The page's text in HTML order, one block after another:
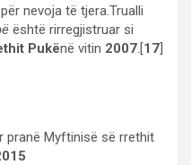
nevoja të tjera.Trualli
është rirregjistruar si
Pukënë vitin 2007.[17]
pranë Myftinisë së rrethit